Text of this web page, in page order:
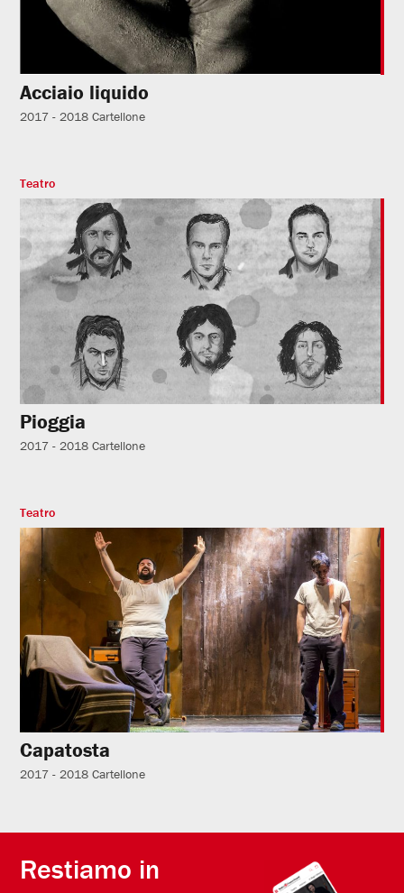
Acciaio liquido
2017 - 2018 Cartellone
Teatro
Pioggia
2017 - 2018 Cartellone
Teatro
Capatosta
2017 - 2018 Cartellone
Restiamo in